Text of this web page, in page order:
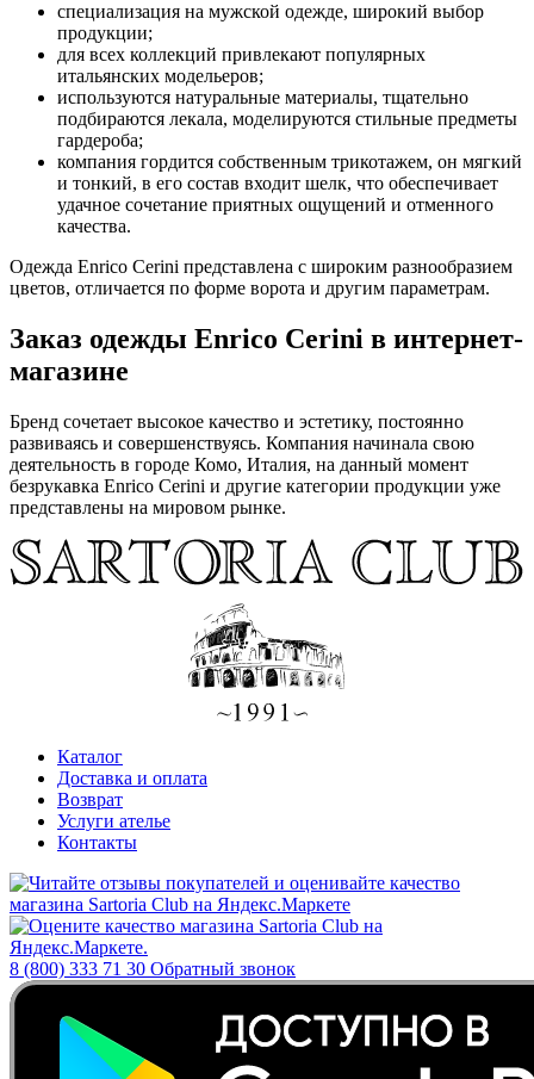
специализация на мужской одежде, широкий выбор
продукции;
для всех коллекций привлекают популярных
итальянских модельеров;
используются натуральные материалы, тщательно
подбираются лекала, моделируются стильные предметы
гардероба;
компания гордится собственным трикотажем, он мягкий
и тонкий, в его состав входит шелк, что обеспечивает
удачное сочетание приятных ощущений и отменного
качества.
Одежда Enrico Cerini представлена с широким разнообразием
цветов, отличается по форме ворота и другим параметрам.
Заказ одежды Enrico Cerini в интернет-
магазине
Бренд сочетает высокое качество и эстетику, постоянно
развиваясь и совершенствуясь. Компания начинала свою
деятельность в городе Комо, Италия, на данный момент
безрукавка Enrico Cerini и другие категории продукции уже
представлены на мировом рынке.
Каталог
Доставка и оплата
Возврат
Услуги ателье
Контакты
8 (800) 333 71 30 Обратный звонок